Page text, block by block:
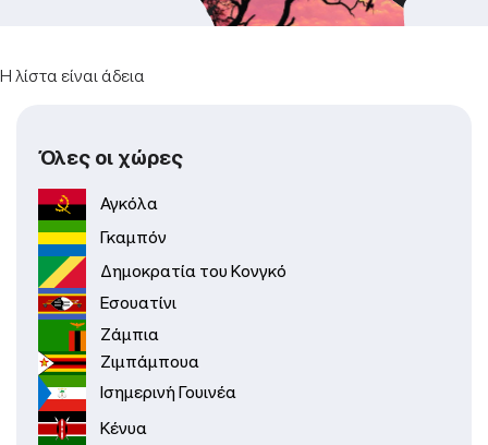
Η λίστα είναι άδεια
Όλες οι χώρες
Αγκόλα
Γκαμπόν
Δημοκρατία του Κονγκό
Εσουατίνι
Ζάμπια
Ζιμπάμπουα
Ισημερινή Γουινέα
Κένυα